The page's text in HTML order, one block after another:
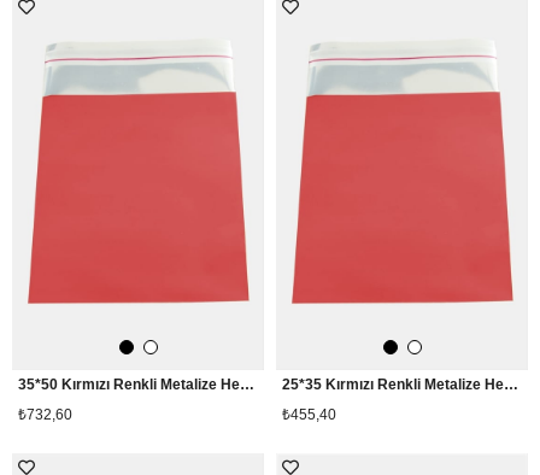
35*50 Kırmızı Renkli Metalize Hediyelik Poşet Paketi 100 Adet
₺732,60
25*35 Kırmızı Renkli Metalize Hediyelik Poşet Paketi 100 Adet
₺455,40